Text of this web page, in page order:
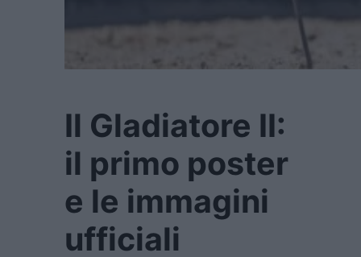
Il Gladiatore II:
il primo poster
e le immagini
ufficiali